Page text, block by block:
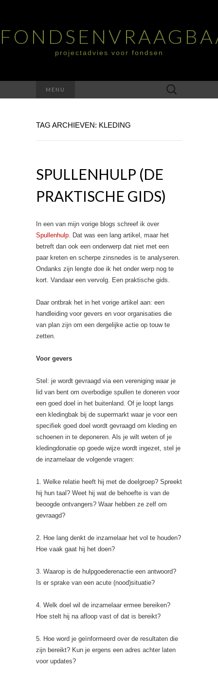
projectadvies voor fondsen
MENU
Zoeken
naar:
TAG ARCHIEVEN: KLEDING
SPULLENHULP (DE
PRAKTISCHE GIDS)
In een van mijn vorige blogs schreef ik over
Spullenhulp. Dat was een lang artikel, maar het
betreft dan ook een onderwerp dat niet met een
paar kreten en scherpe zinsnedes is te analyseren.
Ondanks zijn lengte doe ik het onder werp nog te
kort. Vandaar een vervolg. Een praktische gids.
Daar ontbrak het in het vorige artikel aan: een
handleiding voor gevers en voor organisaties die
van plan zijn om een dergelijke actie op touw te
zetten.
Voor gevers
Stel: je wordt gevraagd via een vereniging waar je
lid van bent om overbodige spullen te doneren voor
een goed doel in het buitenland. Of je loopt langs
een kledingbak bij de supermarkt waar je voor een
specifiek goed doel wordt gevraagd om kleding en
schoenen in te deponeren. Als je wilt weten of je
kledingdonatie op goede wijze wordt ingezet, stel je
de inzamelaar de volgende vragen:
1. Welke relatie heeft hij met de doelgroep? Spreekt
hij hun taal? Weet hij wat de behoefte is van de
beoogde ontvangers? Waar hebben ze zelf om
gevraagd?
2. Hoe lang denkt de inzamelaar het vol te houden?
Hoe vaak gaat hij het doen?
3. Waarop is de hulpgoederenactie een antwoord?
Is er sprake van een acute (nood)situatie?
4. Welk doel wil de inzamelaar ermee bereiken?
Hoe stelt hij na afloop vast of dat is bereikt?
5. Hoe word je geïnformeerd over de resultaten die
zijn bereikt? Kun je ergens een adres achter laten
voor updates?